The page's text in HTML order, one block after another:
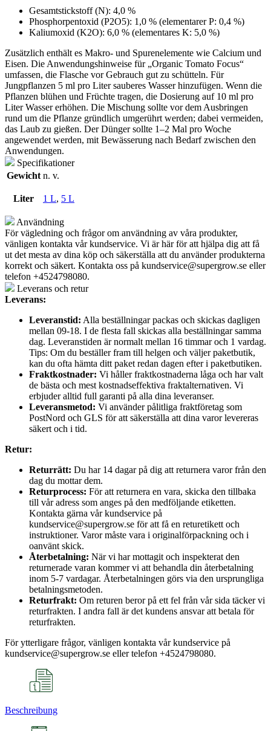
Gesamtstickstoff (N): 4,0 %
Phosphorpentoxid (P2O5): 1,0 % (elementarer P: 0,4 %)
Kaliumoxid (K2O): 6,0 % (elementares K: 5,0 %)
Zusätzlich enthält es Makro- und Spurenelemente wie Calcium und
Eisen. Die Anwendungshinweise für „Organic Tomato Focus“
umfassen, die Flasche vor Gebrauch gut zu schütteln. Für
Jungpflanzen 5 ml pro Liter sauberes Wasser hinzufügen. Wenn die
Pflanzen blühen und Früchte tragen, die Dosierung auf 10 ml pro
Liter Wasser erhöhen. Die Mischung sollte vor dem Ausbringen
rund um die Pflanze gründlich umgerührt werden; dabei vermeiden,
das Laub zu gießen. Der Dünger sollte 1–2 Mal pro Woche
angewendet werden, mit Bewässerung nach Bedarf zwischen den
Anwendungen.
Specifikationer
Gewicht n. v.
Liter 1 L, 5 L
Användning
För vägledning och frågor om användning av våra produkter,
vänligen kontakta vår kundservice. Vi är här för att hjälpa dig att få
ut det mesta av dina köp och säkerställa att du använder produkterna
korrekt och säkert. Kontakta oss på kundservice@supergrow.se eller
telefon +4524798080.
Leverans och retur
Leverans:
Leveranstid: Alla beställningar packas och skickas dagligen
mellan 09-18. I de flesta fall skickas alla beställningar samma
dag. Leveranstiden är normalt mellan 16 timmar och 1 vardag.
Tips: Om du beställer fram till helgen och väljer paketbutik,
kan du ofta hämta ditt paket redan dagen efter i paketbutiken.
Fraktkostnader: Vi håller fraktkostnaderna låga och har valt
de bästa och mest kostnadseffektiva fraktalternativen. Vi
erbjuder alltid full garanti på alla dina leveranser.
Leveransmetod: Vi använder pålitliga fraktföretag som
PostNord och GLS för att säkerställa att dina varor levereras
säkert och i tid.
Retur:
Returrätt: Du har 14 dagar på dig att returnera varor från den
dag du mottar dem.
Returprocess: För att returnera en vara, skicka den tillbaka
till vår adress som anges på den medföljande etiketten.
Kontakta gärna vår kundservice på
kundservice@supergrow.se för att få en returetikett och
instruktioner. Varor måste vara i originalförpackning och i
oanvänt skick.
Återbetalning: När vi har mottagit och inspekterat den
returnerade varan kommer vi att behandla din återbetalning
inom 5-7 vardagar. Återbetalningen görs via den ursprungliga
betalningsmetoden.
Returfrakt: Om returen beror på ett fel från vår sida täcker vi
returfrakten. I andra fall är det kundens ansvar att betala för
returfrakten.
För ytterligare frågor, vänligen kontakta vår kundservice på
kundservice@supergrow.se eller telefon +4524798080.
Beschreibung